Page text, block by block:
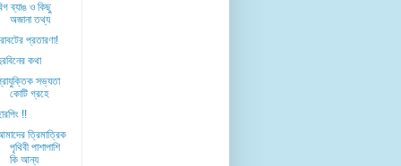
ব্যাঙ ও কিছু
অজানা তথ্য
প্রতারণা!
কথা
সভ্যতা
কোটি গ্রহে
!!
ত্রিমাত্রিক
পৃথিবী পাশাপাশি
কি আন্য